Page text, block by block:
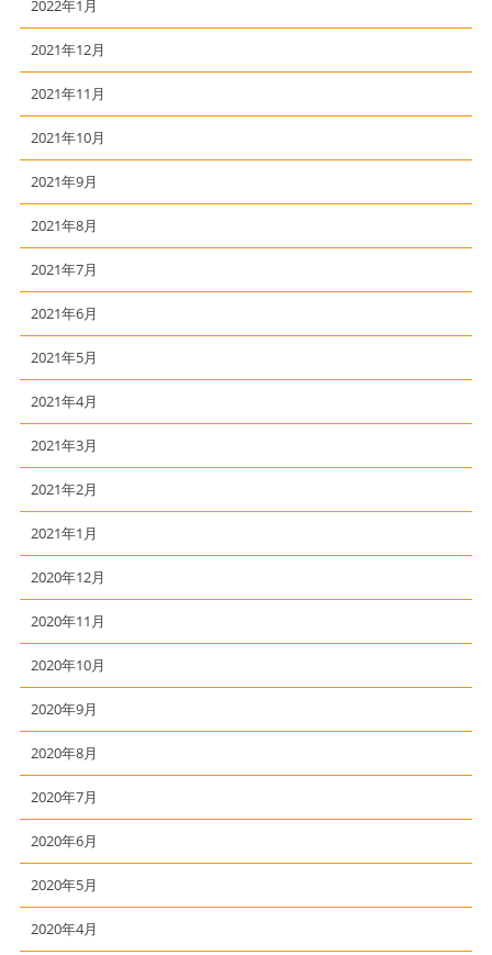
2022年1月
2021年12月
2021年11月
2021年10月
2021年9月
2021年8月
2021年7月
2021年6月
2021年5月
2021年4月
2021年3月
2021年2月
2021年1月
2020年12月
2020年11月
2020年10月
2020年9月
2020年8月
2020年7月
2020年6月
2020年5月
2020年4月